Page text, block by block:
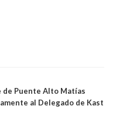
de Puente Alto Matías
al Delegado de Kast